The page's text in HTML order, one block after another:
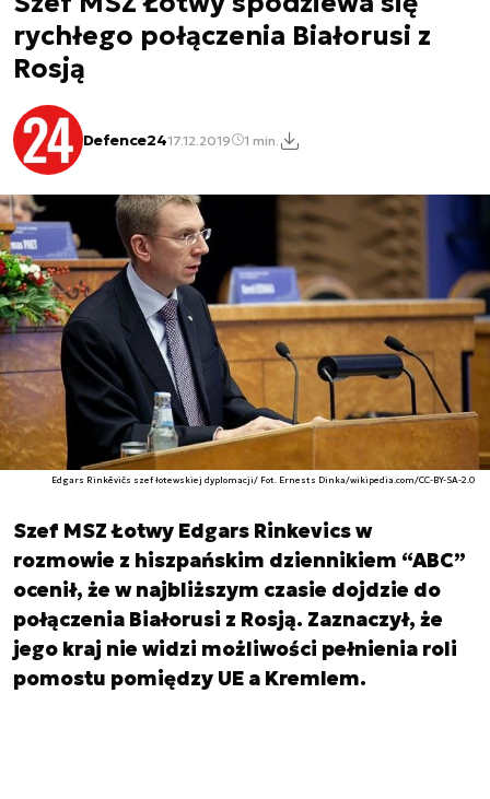
rychłego połączenia Białorusi z
Rosją
Defence2417.12.2019 1 min.
Edgars Rinkēvičs szef łotewskiej dyplomacji/ Fot. Ernests Dinka/wikipedia.com/CC-BY-SA-2.0
Szef MSZ Łotwy Edgars Rinkevics w
rozmowie z hiszpańskim dziennikiem “ABC”
ocenił, że w najbliższym czasie dojdzie do
połączenia Białorusi z Rosją. Zaznaczył, że
jego kraj nie widzi możliwości pełnienia roli
pomostu pomiędzy UE a Kremlem.